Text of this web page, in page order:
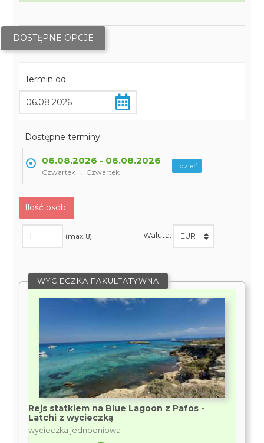
DOSTĘPNE OPCJE
Termin od:
Dostępne terminy:
06.08.2026 - 06.08.2026
Czwartek → Czwartek
1 dzień
Ilość osób:
(max. 8) Waluta:
WYCIECZKA FAKULTATYWNA
Rejs statkiem na Blue Lagoon z Pafos -
Latchi z wycieczką
wycieczka jednodniowa